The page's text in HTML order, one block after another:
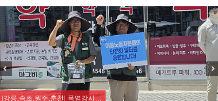
[강릉,속초,원주,춘천] 폭염감시…